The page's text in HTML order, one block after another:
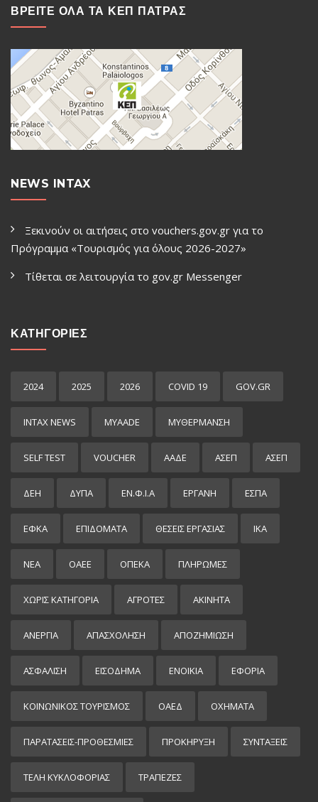
ΒΡΕΙΤΕ ΟΛΑ ΤΑ ΚΕΠ ΠΑΤΡΑΣ
NEWS INTAX
Ξεκινούν οι αιτήσεις στο vouchers.gov.gr για το
Πρόγραμμα «Τουρισμός για όλους 2026-2027»
Τίθεται σε λειτουργία το gov.gr Μessenger
ΚΑΤΗΓΟΡΙΕΣ
2024 2025 2026 COVID 19 GOV.GR
INTAX NEWS MYAADE MYΘΈΡΜΑΝΣΗ
SELF TEST VOUCHER ΑΑΔΕ ΑΣΕΠ ΑΣΕΠ
ΔΕΗ ΔΥΠΑ ΕΝ.Φ.Ι.Α ΕΡΓΑΝΗ ΕΣΠΑ
ΕΦΚΑ ΕΠΙΔΌΜΑΤΑ ΘΕΣΕΙΣ ΕΡΓΑΣΙΑΣ ΙΚΑ
ΝΕΑ ΟΑΕΕ ΟΠΕΚΑ ΠΛΗΡΩΜΕΣ
ΧΩΡΊΣ ΚΑΤΗΓΟΡΊΑ ΑΓΡΟΤΕΣ ΑΚΙΝΗΤΑ
ΑΝΕΡΓΙΑ ΑΠΑΣΧΟΛΗΣΗ ΑΠΟΖΗΜΙΩΣΗ
ΑΣΦΑΛΙΣΗ ΕΙΣΌΔΗΜΑ ΕΝΟΙΚΙΑ ΕΦΟΡΙΑ
ΚΟΙΝΩΝΙΚΟΣ ΤΟΥΡΙΣΜΟΣ ΟΑΕΔ ΟΧΗΜΑΤΑ
ΠΑΡΑΤΑΣΕΙΣ-ΠΡΟΘΕΣΜΙΕΣ ΠΡΟΚΉΡΥΞΗ ΣΥΝΤΑΞΕΙΣ
ΤΕΛΗ ΚΥΚΛΟΦΟΡΙΑΣ ΤΡΑΠΕΖΕΣ